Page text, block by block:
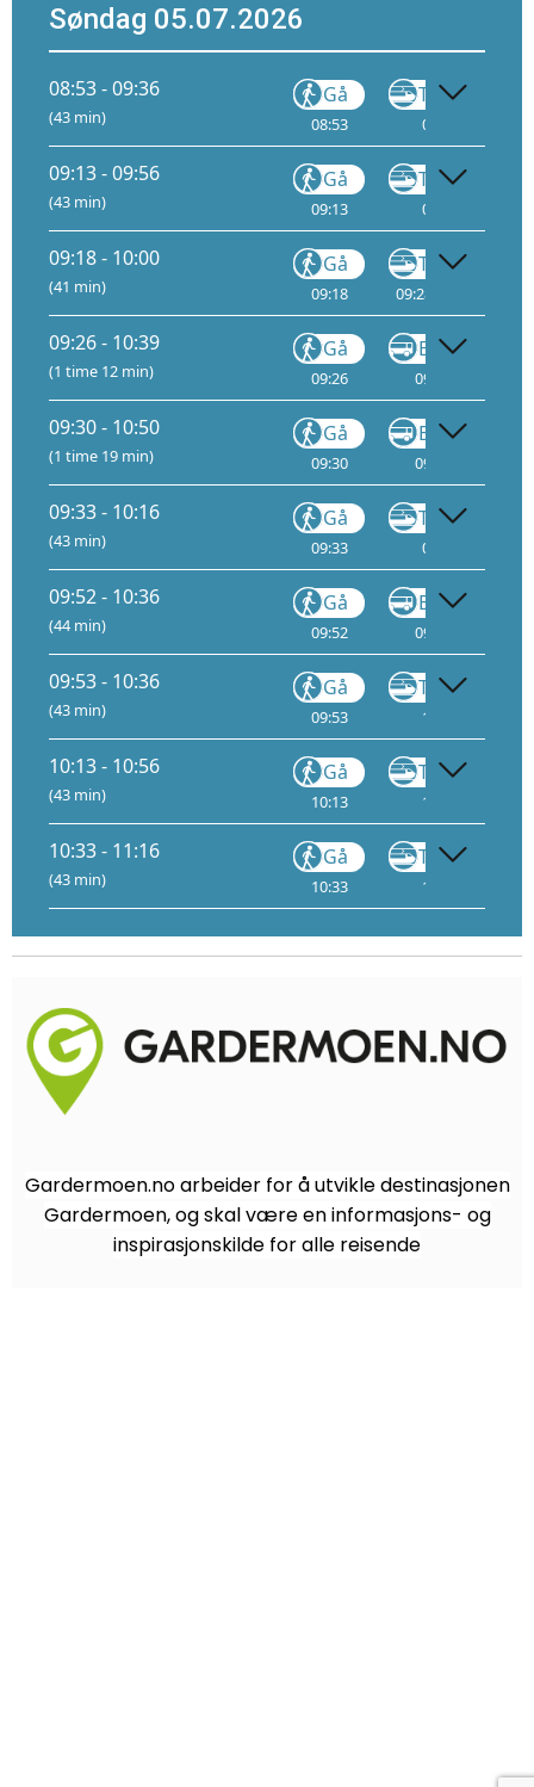
Søndag 05.07.2026
08:53 - 09:36
(43 min)
Gå
08:53
Tog FLY1
09:04
09:13 - 09:56
(43 min)
Gå
09:13
Tog FLY1
09:24
09:18 - 10:00
(41 min)
Gå
09:18
Tog
09:28
09:26 - 10:39
(1 time 12 min)
Gå
09:26
Buss
09:29
09:30 - 10:50
(1 time 19 min)
Gå
09:30
Buss
09:33
09:33 - 10:16
(43 min)
Gå
09:33
Tog FLY1
09:44
09:52 - 10:36
(44 min)
Gå
09:52
Buss
09:55
09:53 - 10:36
(43 min)
Gå
09:53
Tog FLY1
10:04
10:13 - 10:56
(43 min)
Gå
10:13
Tog FLY1
10:24
10:33 - 11:16
(43 min)
Gå
10:33
Tog FLY1
10:44
Gardermoen.no arbeider for å utvikle destinasjonen
Gardermoen, og skal være en informasjons- og
inspirasjonskilde for alle reisende